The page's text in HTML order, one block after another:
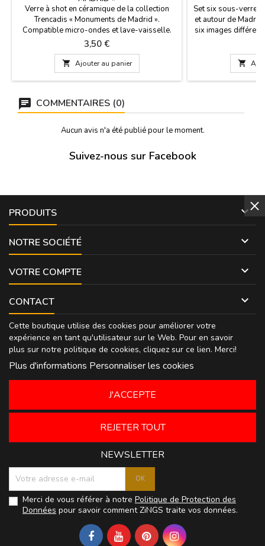
Verre à shot en céramique de la collection
Trencadis « Monuments de Madrid ».
Compatible micro-ondes et lave-vaisselle.
Dimensions : 5,5 cm de haut x 4,5 cm de
diamètre.
Prix
3,50 €
 Ajouter au panier
Set six sous-verres
et autour de
six images

COMMENTAIRES (0)
Aucun avis n'a été publié pour le moment.
Suivez-nous sur Facebook
PRODUITS 
NOTRE SOCIÉTÉ 
VOTRE COMPTE 
CONTACT 
Cette boutique utilise des cookies pour améliorer votre
expérience en tant qu'utilisateur sur le Web. Pour en savoir
plus sur notre politique de cookies, cliquez sur ce lien. Merci!
Plus d'informations Personnaliser les cookies
REJETER TOUT
J'ACCEPTE
NEWSLETTER
Merci de vous référer à notre Politique de Protection des
Données pour savoir comment ZiNGS traite vos données.